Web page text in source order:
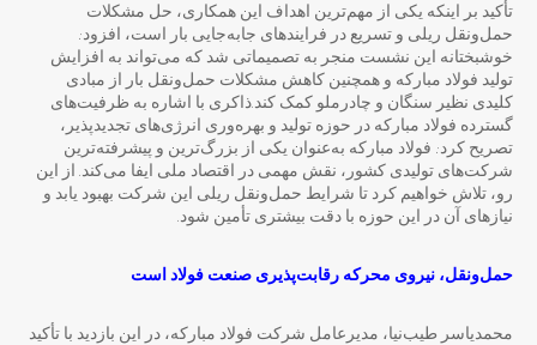
تأکید بر اینکه یکی از مهم‌ترین اهداف این همکاری، حل مشکلات
حمل‌ونقل ریلی و تسریع در فرایندهای جابه‌جایی بار است، افزود:
خوشبختانه این نشست منجر به تصمیماتی شد که می‌تواند به افزایش
تولید فولاد مبارکه و همچنین کاهش مشکلات حمل‌ونقل بار از مبادی
کلیدی نظیر سنگان و چادرملو کمک کند.ذاکری با اشاره به ظرفیت‌های
گسترده فولاد مبارکه در حوزه تولید و بهره‌وری انرژی‌های تجدیدپذیر،
تصریح کرد: فولاد مبارکه به‌عنوان یکی از بزرگ‌ترین و پیشرفته‌ترین
شرکت‌های تولیدی کشور، نقش مهمی در اقتصاد ملی ایفا می‌کند. از این
رو، تلاش خواهیم کرد تا شرایط حمل‌ونقل ریلی این شرکت بهبود یابد و
نیازهای آن در این حوزه با دقت بیشتری تأمین شود.
حملونقل، نیروی محرکه رقابتپذیری صنعت فولاد است
محمدیاسر طیب‌نیا، مدیرعامل شرکت فولاد مبارکه، در این بازدید با تأکید